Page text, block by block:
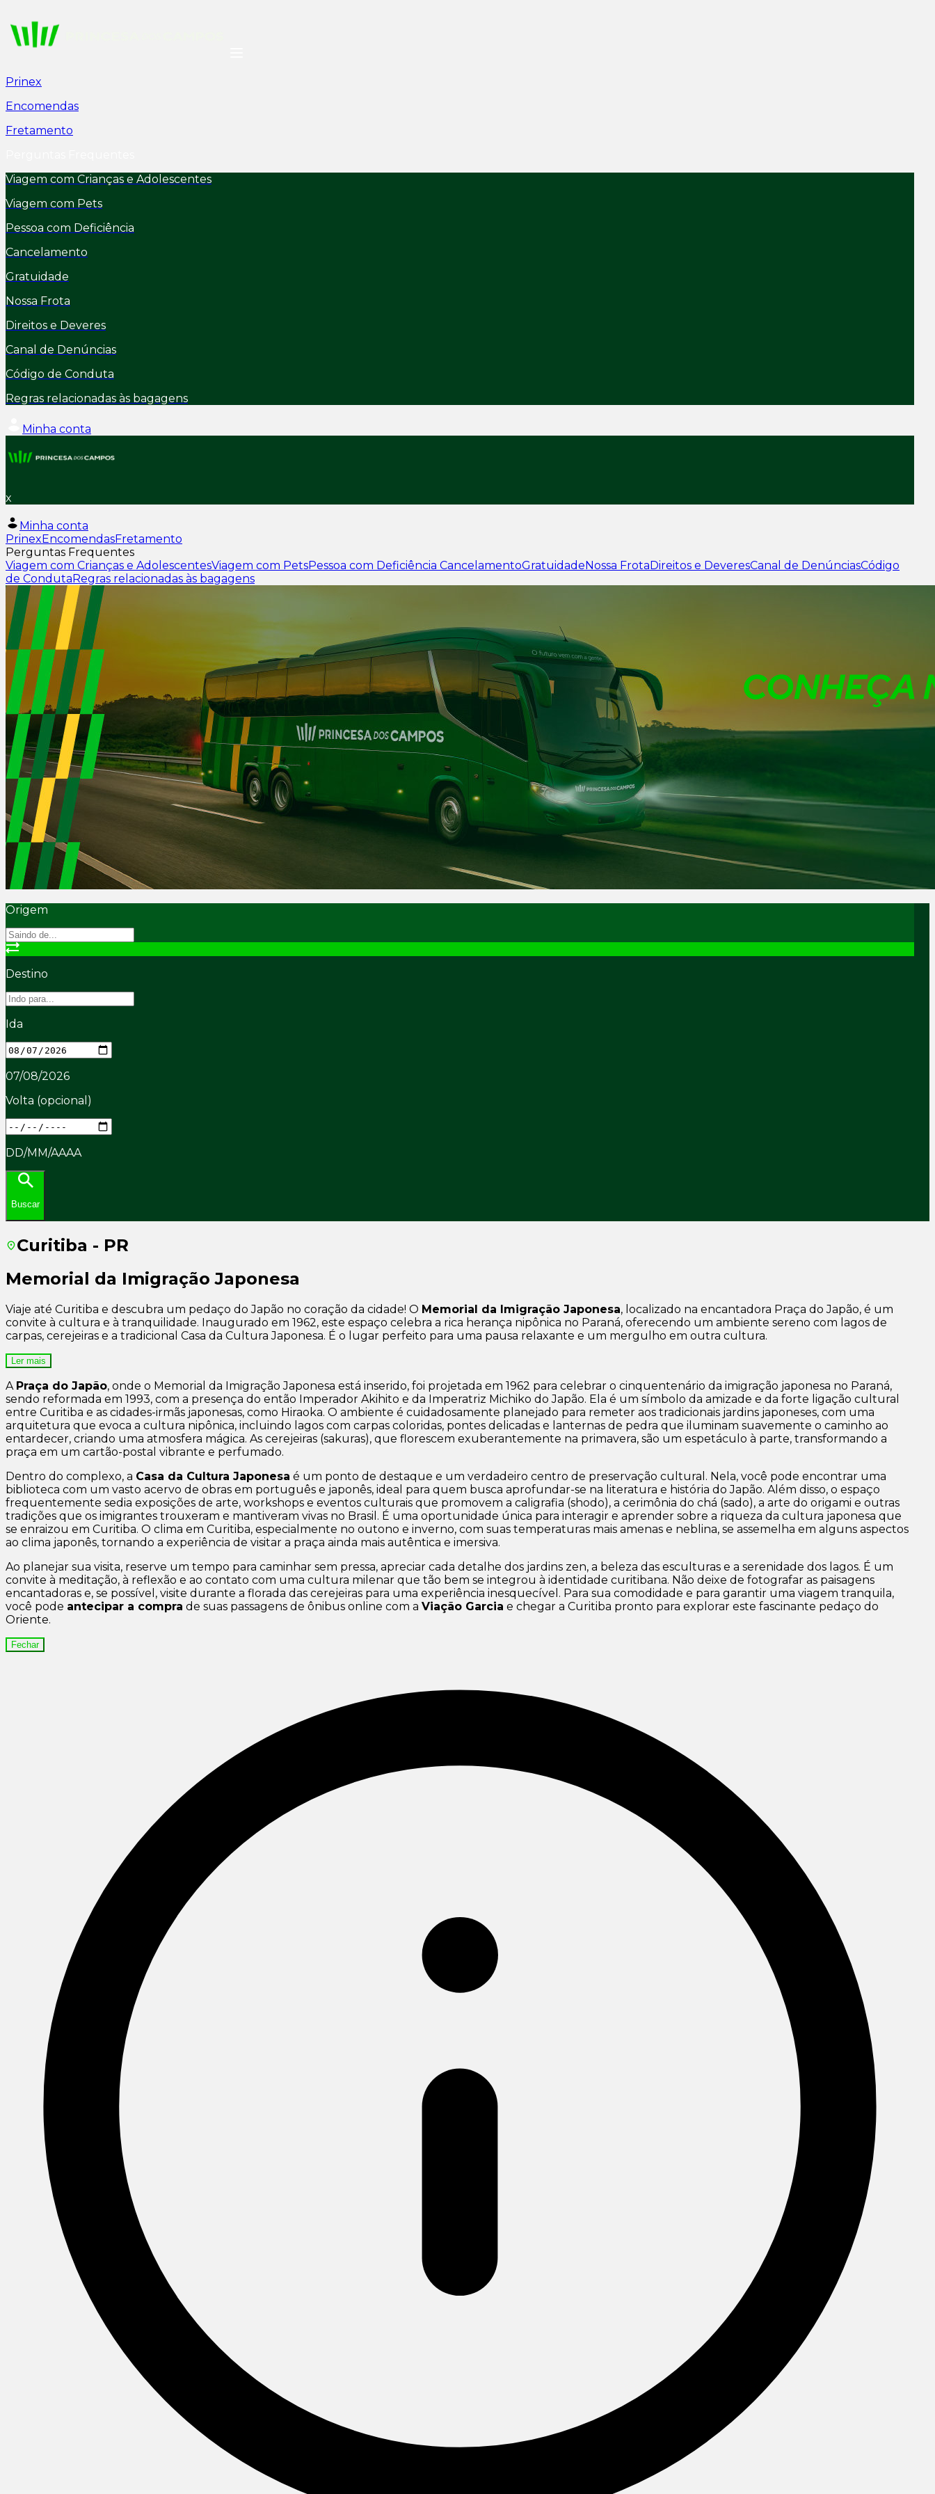
Prinex
Encomendas
Fretamento
Viagem com Crianças e Adolescentes
Viagem com Pets
Pessoa com Deficiência
Cancelamento
Gratuidade
Nossa Frota
Direitos e Deveres
Canal de Denúncias
Código de Conduta
Regras relacionadas às bagagens
Minha conta
x
Minha conta
PrinexEncomendasFretamento
Perguntas Frequentes
Viagem com Crianças e AdolescentesViagem com PetsPessoa com Deficiência CancelamentoGratuidadeNossa FrotaDireitos e DeveresCanal de DenúnciasCódigo
de CondutaRegras relacionadas às bagagens
Origem
Destino
Ida
07/08/2026
Volta (opcional)
DD/MM/AAAA
Buscar
Curitiba - PR
Memorial da Imigração Japonesa
Viaje até Curitiba e descubra um pedaço do Japão no coração da cidade! O Memorial da Imigração Japonesa, localizado na encantadora Praça do Japão, é um
convite à cultura e à tranquilidade. Inaugurado em 1962, este espaço celebra a rica herança nipônica no Paraná, oferecendo um ambiente sereno com lagos de
carpas, cerejeiras e a tradicional Casa da Cultura Japonesa. É o lugar perfeito para uma pausa relaxante e um mergulho em outra cultura.
Ler mais
A Praça do Japão, onde o Memorial da Imigração Japonesa está inserido, foi projetada em 1962 para celebrar o cinquentenário da imigração japonesa no Paraná,
sendo reformada em 1993, com a presença do então Imperador Akihito e da Imperatriz Michiko do Japão. Ela é um símbolo da amizade e da forte ligação cultural
entre Curitiba e as cidades-irmãs japonesas, como Hiraoka. O ambiente é cuidadosamente planejado para remeter aos tradicionais jardins japoneses, com uma
arquitetura que evoca a cultura nipônica, incluindo lagos com carpas coloridas, pontes delicadas e lanternas de pedra que iluminam suavemente o caminho ao
entardecer, criando uma atmosfera mágica. As cerejeiras (sakuras), que florescem exuberantemente na primavera, são um espetáculo à parte, transformando a
praça em um cartão-postal vibrante e perfumado.
Dentro do complexo, a Casa da Cultura Japonesa é um ponto de destaque e um verdadeiro centro de preservação cultural. Nela, você pode encontrar uma
biblioteca com um vasto acervo de obras em português e japonês, ideal para quem busca aprofundar-se na literatura e história do Japão. Além disso, o espaço
frequentemente sedia exposições de arte, workshops e eventos culturais que promovem a caligrafia (shodo), a cerimônia do chá (sado), a arte do origami e outras
tradições que os imigrantes trouxeram e mantiveram vivas no Brasil. É uma oportunidade única para interagir e aprender sobre a riqueza da cultura japonesa que
se enraizou em Curitiba. O clima em Curitiba, especialmente no outono e inverno, com suas temperaturas mais amenas e neblina, se assemelha em alguns aspectos
ao clima japonês, tornando a experiência de visitar a praça ainda mais autêntica e imersiva.
Ao planejar sua visita, reserve um tempo para caminhar sem pressa, apreciar cada detalhe dos jardins zen, a beleza das esculturas e a serenidade dos lagos. É um
convite à meditação, à reflexão e ao contato com uma cultura milenar que tão bem se integrou à identidade curitibana. Não deixe de fotografar as paisagens
encantadoras e, se possível, visite durante a florada das cerejeiras para uma experiência inesquecível. Para sua comodidade e para garantir uma viagem tranquila,
você pode antecipar a compra de suas passagens de ônibus online com a Viação Garcia e chegar a Curitiba pronto para explorar este fascinante pedaço do
Oriente.
Fechar